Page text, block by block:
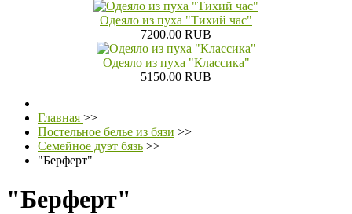
Одеяло из пуха "Тихий час"
7200.00 RUB
Одеяло из пуха "Классика"
5150.00 RUB
Главная >>
Постельное белье из бязи >>
Семейное дуэт бязь >>
"Берферт"
"Берферт"